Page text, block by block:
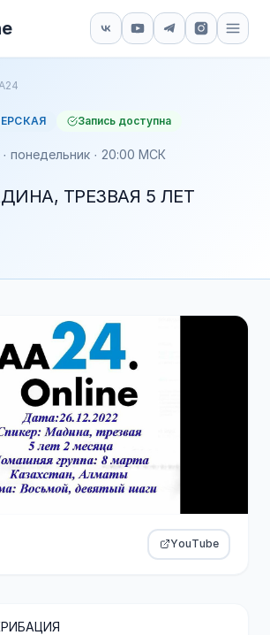
Запись доступна
понедельник · 20:00 МСК
ТРЕЗВАЯ 5 ЛЕТ
YouTube